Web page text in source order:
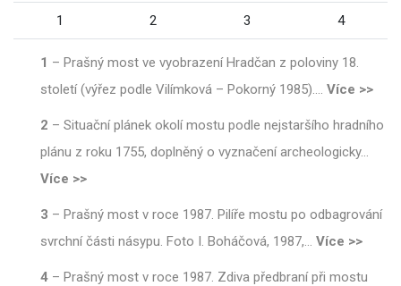
1 2 3 4
1 – Prašný most ve vyobrazení Hradčan z poloviny 18.
století (výřez podle Vilímková – Pokorný 1985).… Více >>
2 – Situační plánek okolí mostu podle nejstaršího hradního
plánu z roku 1755, doplněný o vyznačení archeologicky…
Více >>
3 – Prašný most v roce 1987. Pilíře mostu po odbagrování
svrchní části násypu. Foto I. Boháčová, 1987,… Více >>
4 – Prašný most v roce 1987. Zdiva předbraní při mostu